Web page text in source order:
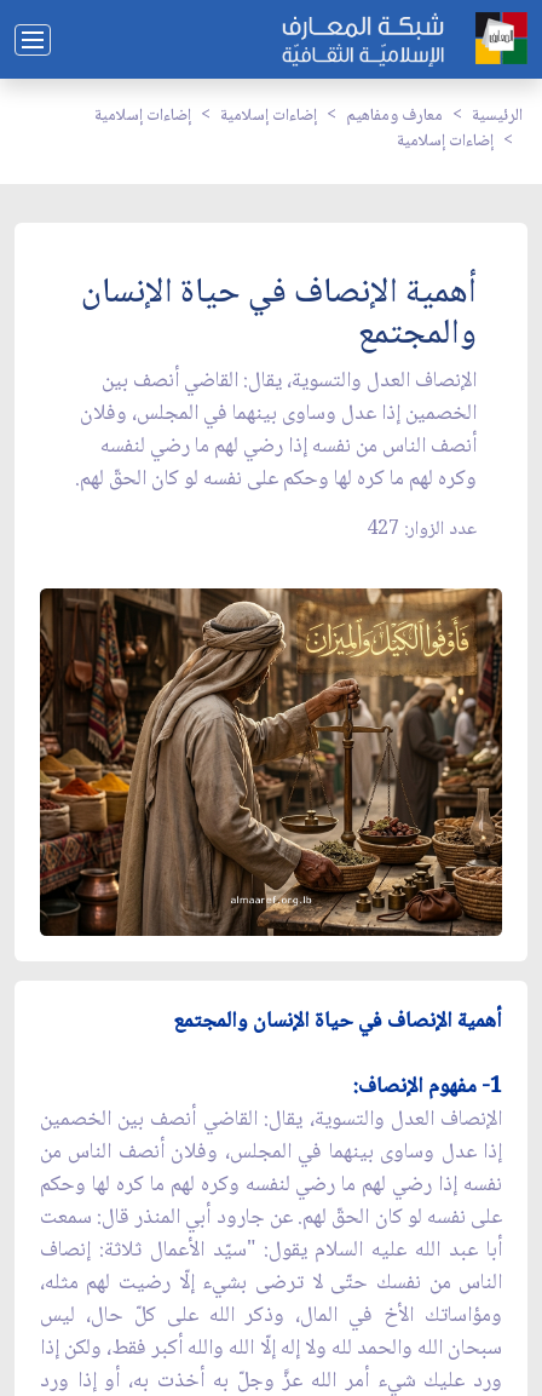
الرئيسية معارف ومفاهيم إضاءات إسلامية
إضاءات إسلامية
إضاءات إسلامية
أهمية الإنصاف في حياة الإنسان
والمجتمع
الإنصاف العدل والتسوية، يقال: القاضي أنصف بين
الخصمين إذا عدل وساوى بينهما في المجلس، وفلان
أنصف الناس من نفسه إذا رضي لهم ما رضي لنفسه
وكره لهم ما كره لها وحكم على نفسه لو كان الحقّ لهم.
عدد الزوار: 427
أهمية الإنصاف في حياة الإنسان والمجتمع
1- مفهوم الإنصاف:
الإنصاف العدل والتسوية، يقال: القاضي أنصف بين الخصمين
إذا عدل وساوى بينهما في المجلس، وفلان أنصف الناس من
نفسه إذا رضي لهم ما رضي لنفسه وكره لهم ما كره لها وحكم
على نفسه لو كان الحقّ لهم. عن جارود أبي المنذر قال: سمعت
أبا عبد الله عليه السلام يقول: "سيّد الأعمال ثلاثة: إنصاف
الناس من نفسك حتّى لا ترضى بشيء إلّا رضيت لهم مثله،
ومؤاساتك الأخ في المال، وذكر الله على كلّ حال، ليس
سبحان الله والحمد لله ولا إله إلّا الله والله أكبر فقط، ولكن إذا
ورد عليك شيء أمر الله عزَّ وجلّ به أخذت به، أو إذا ورد